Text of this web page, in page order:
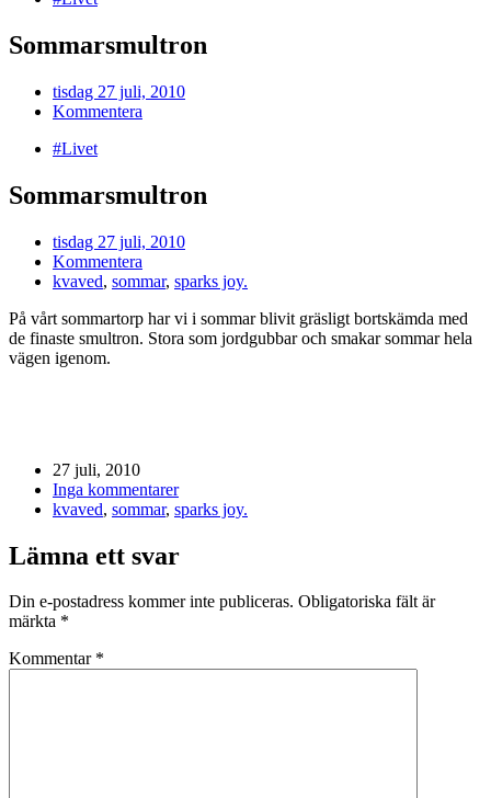
Sommarsmultron
tisdag 27 juli, 2010
Kommentera
#Livet
Sommarsmultron
tisdag 27 juli, 2010
Kommentera
kvaved, sommar, sparks joy.
På vårt sommartorp har vi i sommar blivit gräsligt bortskämda med
de finaste smultron. Stora som jordgubbar och smakar sommar hela
vägen igenom.
27 juli, 2010
Inga kommentarer
kvaved, sommar, sparks joy.
Lämna ett svar
Din e-postadress kommer inte publiceras. Obligatoriska fält är
märkta *
Kommentar *